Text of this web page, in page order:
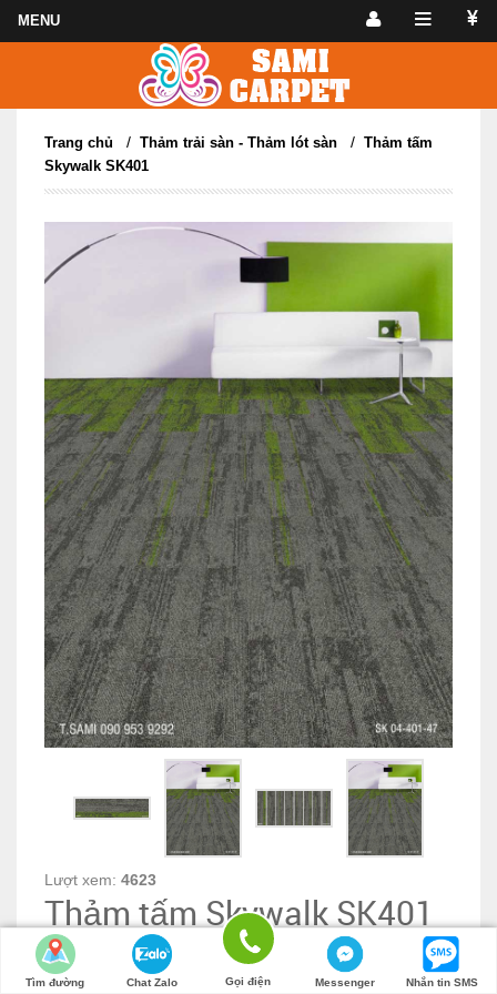
Trang chủ / Thảm trải sàn - Thảm lót sàn / Thảm tấm
Skywalk SK401
Lượt xem: 4623
Thảm tấm Skywalk SK401
Mã sản phẩm : sk401
Tìm đường Chat Zalo Gọi điện Messenger Nhắn tin SMS